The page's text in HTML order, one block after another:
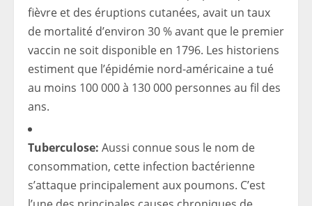
fièvre et des éruptions cutanées, avait un taux
de mortalité d’environ 30 % avant que le premier
vaccin ne soit disponible en 1796. Les historiens
estiment que l’épidémie nord-américaine a tué
au moins 100 000 à 130 000 personnes au fil des
ans.
Tuberculose: Aussi connue sous le nom de
consommation, cette infection bactérienne
s’attaque principalement aux poumons. C’est